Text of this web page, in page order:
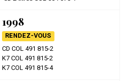
1998
RENDEZ-VOUS
CD COL 491 815-2
K7 COL 491 815-2
K7 COL 491 815-4